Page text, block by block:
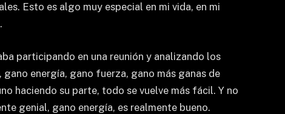
Esto es algo muy especial en mi vida, en mi
participando en una reunión y analizando los
energía, gano fuerza, gano más ganas de
haciendo su parte, todo se vuelve más fácil. Y no
genial, gano energía, es realmente bueno.